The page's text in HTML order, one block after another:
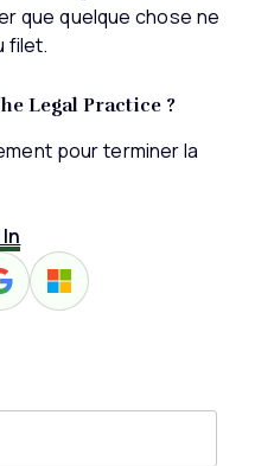
que quelque chose ne
filet.
Legal Practice ?
pour terminer la
In